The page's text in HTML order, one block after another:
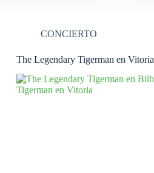
CONCIERTO
The Legendary Tigerman en Vitoria